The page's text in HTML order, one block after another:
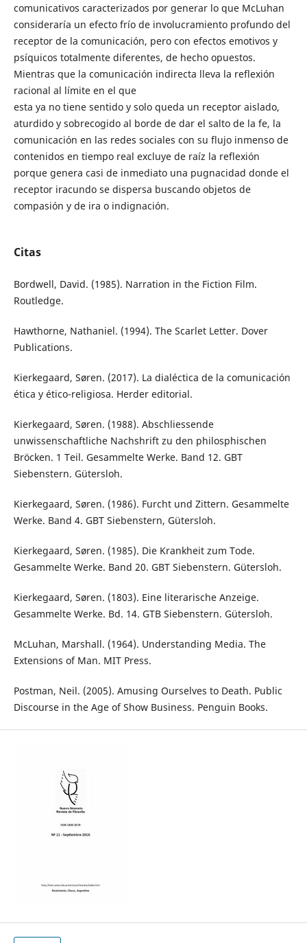
comunicativos caracterizados por generar lo que McLuhan
consideraría un efecto frío de involucramiento profundo del
receptor de la comunicación, pero con efectos emotivos y
psíquicos totalmente diferentes, de hecho opuestos.
Mientras que la comunicación indirecta lleva la reflexión
racional al límite en el que
esta ya no tiene sentido y solo queda un receptor aislado,
aturdido y sobrecogido al borde de dar el salto de la fe, la
comunicación en las redes sociales con su flujo inmenso de
contenidos en tiempo real excluye de raíz la reflexión
porque genera casi de inmediato una pugnacidad donde el
receptor iracundo se dispersa buscando objetos de
compasión y de ira o indignación.
Citas
Bordwell, David. (1985). Narration in the Fiction Film.
Routledge.
Hawthorne, Nathaniel. (1994). The Scarlet Letter. Dover
Publications.
Kierkegaard, Søren. (2017). La dialéctica de la comunicación
ética y ético-religiosa. Herder editorial.
Kierkegaard, Søren. (1988). Abschliessende
unwissenschaftliche Nachshrift zu den philosphischen
Bröcken. 1 Teil. Gesammelte Werke. Band 12. GBT
Siebenstern. Gütersloh.
Kierkegaard, Søren. (1986). Furcht und Zittern. Gesammelte
Werke. Band 4. GBT Siebenstern, Gütersloh.
Kierkegaard, Søren. (1985). Die Krankheit zum Tode.
Gesammelte Werke. Band 20. GBT Siebenstern. Gütersloh.
Kierkegaard, Søren. (1803). Eine literarische Anzeige.
Gesammelte Werke. Bd. 14. GTB Siebenstern. Gütersloh.
McLuhan, Marshall. (1964). Understanding Media. The
Extensions of Man. MIT Press.
Postman, Neil. (2005). Amusing Ourselves to Death. Public
Discourse in the Age of Show Business. Penguin Books.